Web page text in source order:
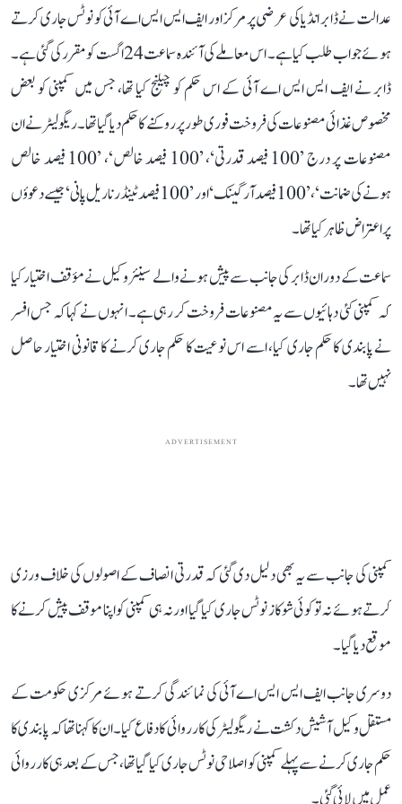
عدالت نے ڈابر انڈیا کی عرضی پر مرکز اور ایف ایس ایس اے آئی کو نوٹس جاری کرتے
ہوئے جواب طلب کیا ہے۔ اس معاملے کی آئندہ سماعت 24 اگست کو مقرر کی گئی ہے۔
ڈابر نے ایف ایس ایس اے آئی کے اس حکم کو چیلنج کیا تھا، جس میں کمپنی کو بعض
مخصوص غذائی مصنوعات کی فروخت فوری طور پر روکنے کا حکم دیا گیا تھا۔ ریگولیٹر نے ان
مصنوعات پر درج ’100 فیصد قدرتی‘، ’100 فیصد خالص‘، ’100 فیصد خالص
ہونے کی ضمانت‘، ’100 فیصد آرگینک‘ اور ’100 فیصد ٹینڈر ناریل پانی‘ جیسے دعوؤں
پر اعتراض ظاہر کیا تھا۔
سماعت کے دوران ڈابر کی جانب سے پیش ہونے والے سینئر وکیل نے مؤقف اختیار کیا
کہ کمپنی کئی دہائیوں سے یہ مصنوعات فروخت کر رہی ہے۔ انہوں نے کہا کہ جس افسر
نے پابندی کا حکم جاری کیا، اسے اس نوعیت کا حکم جاری کرنے کا قانونی اختیار حاصل
نہیں تھا۔
ADVERTISEMENT
کمپنی کی جانب سے یہ بھی دلیل دی گئی کہ قدرتی انصاف کے اصولوں کی خلاف ورزی
کرتے ہوئے نہ تو کوئی شوکاز نوٹس جاری کیا گیا اور نہ ہی کمپنی کو اپنا موقف پیش کرنے کا
موقع دیا گیا۔
دوسری جانب ایف ایس ایس اے آئی کی نمائندگی کرتے ہوئے مرکزی حکومت کے
مستقل وکیل آشیش دکشت نے ریگولیٹر کی کارروائی کا دفاع کیا۔ ان کا کہنا تھا کہ پابندی کا
حکم جاری کرنے سے پہلے کمپنی کو اصلاحی نوٹس جاری کیا گیا تھا، جس کے بعد ہی کارروائی